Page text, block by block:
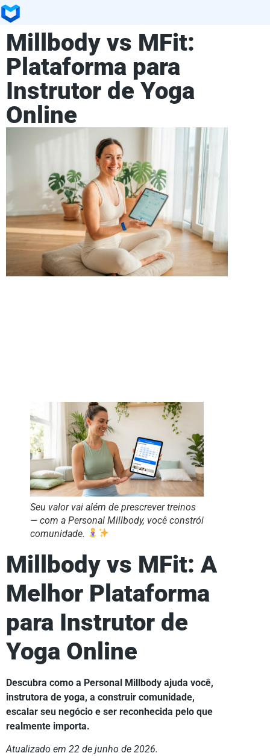
Millbody vs MFit:
Plataforma para
Instrutor de Yoga
Online
Seu valor vai além de prescrever treinos
— com a Personal Millbody, você constrói
comunidade.
Millbody vs MFit: A
Melhor Plataforma
para Instrutor de
Yoga Online
Descubra como a Personal Millbody ajuda você,
instrutora de yoga, a construir comunidade,
escalar seu negócio e ser reconhecida pelo que
realmente importa.
Atualizado em 22 de junho de 2026.